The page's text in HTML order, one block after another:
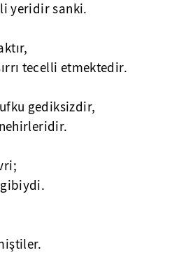
yeridir sanki.
tecelli etmektedir.
ufku gediksizdir,
gibiydi.